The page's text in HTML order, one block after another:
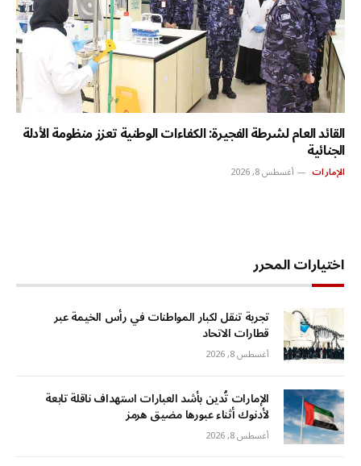
القائد العام لشرطة الفجيرة: الكفاءات الوطنية تعزز منظومة الأدلة
الجنائية
الإمارات أغسطس 8, 2026
اختيارات المحرر
تجربة تنقل لكبار المواطنات في رأس الخيمة عبر
قطارات الاتحاد
أغسطس 8, 2026
الإمارات تُدين بأشد العبارات استهداف ناقلة تابعة
لأدنوك أثناء عبورها مضيق هرمز
أغسطس 8, 2026